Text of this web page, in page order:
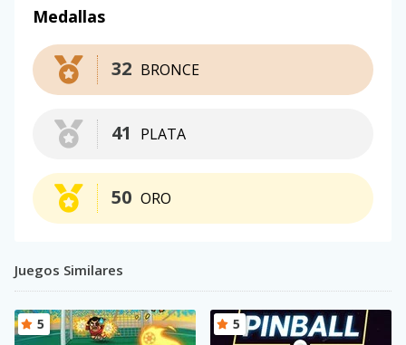
Medallas
BRONCE
32
PLATA
41
ORO
50
Juegos Similares
5 5